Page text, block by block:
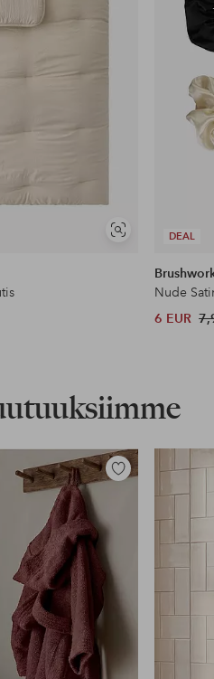
Näytä
DEAL
Nude
6 EUR
Lisää
suosikkeihin